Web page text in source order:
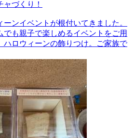
づくり！
ーンイベントが根付いてきました。
でも親子で楽しめるイベントをご用
ハロウィーンの飾りつけ。ご家族で